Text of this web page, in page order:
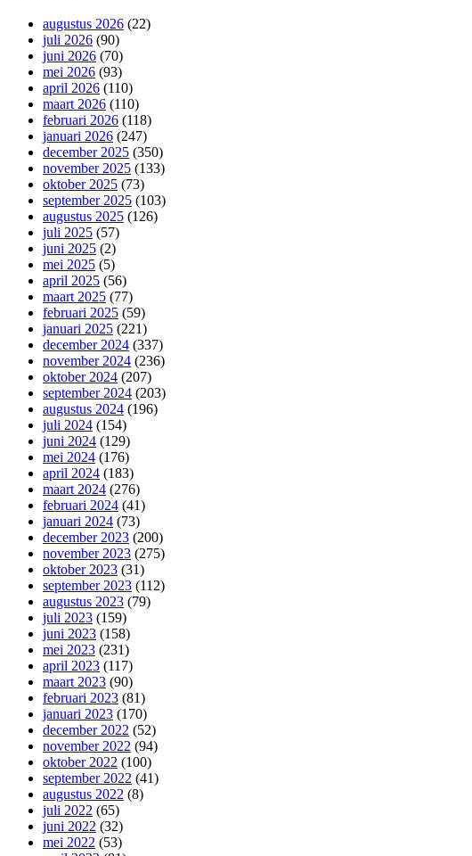
augustus 2026 (22)
juli 2026 (90)
juni 2026 (70)
mei 2026 (93)
april 2026 (110)
maart 2026 (110)
februari 2026 (118)
januari 2026 (247)
december 2025 (350)
november 2025 (133)
oktober 2025 (73)
september 2025 (103)
augustus 2025 (126)
juli 2025 (57)
juni 2025 (2)
mei 2025 (5)
april 2025 (56)
maart 2025 (77)
februari 2025 (59)
januari 2025 (221)
december 2024 (337)
november 2024 (236)
oktober 2024 (207)
september 2024 (203)
augustus 2024 (196)
juli 2024 (154)
juni 2024 (129)
mei 2024 (176)
april 2024 (183)
maart 2024 (276)
februari 2024 (41)
januari 2024 (73)
december 2023 (200)
november 2023 (275)
oktober 2023 (31)
september 2023 (112)
augustus 2023 (79)
juli 2023 (159)
juni 2023 (158)
mei 2023 (231)
april 2023 (117)
maart 2023 (90)
februari 2023 (81)
januari 2023 (170)
december 2022 (52)
november 2022 (94)
oktober 2022 (100)
september 2022 (41)
augustus 2022 (8)
juli 2022 (65)
juni 2022 (32)
mei 2022 (53)